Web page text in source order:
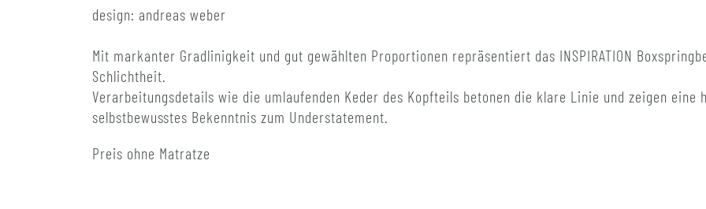
design: andreas weber
Mit markanter Gradlinigkeit und gut gewählten Proportionen repräsentiert das INSPIRATION
Schlichtheit.
Verarbeitungsdetails wie die umlaufenden Keder des Kopfteils betonen die klare Linie und zeigen
selbstbewusstes Bekenntnis zum Understatement.
Preis ohne Matratze